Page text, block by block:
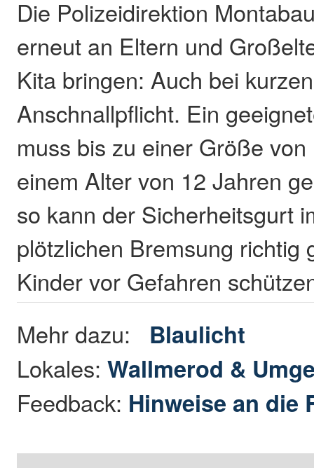
Die Polizeidirektion
erneut an Eltern und
Kita bringen: Auch bei
Anschnallpflicht. Ein
muss bis zu einer Größe
einem Alter von 12 Jahren
so kann der Sicherheitsgurt
plötzlichen Bremsung richtig
Kinder vor Gefahren
Mehr dazu: Blaulicht
Lokales:Wallmerod &
Feedback: Hinweise an die